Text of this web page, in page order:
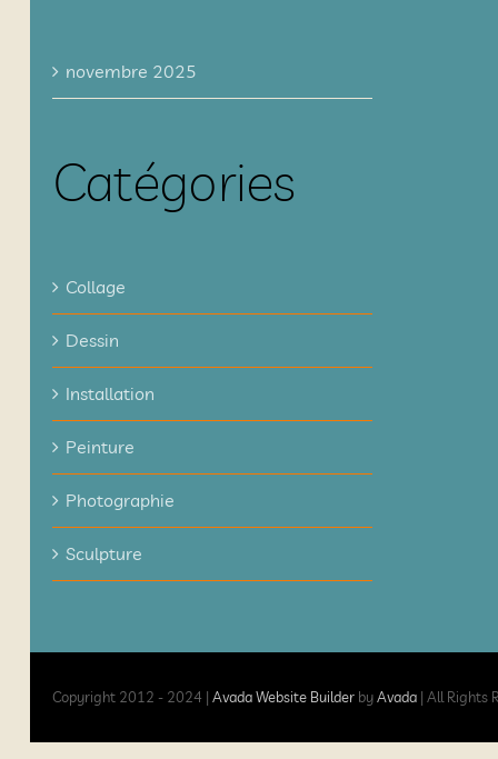
novembre 2025
Catégories
Collage
Dessin
Installation
Peinture
Photographie
Sculpture
Copyright 2012 - 2024 | Avada Website BuilderbyAvada| All Rights